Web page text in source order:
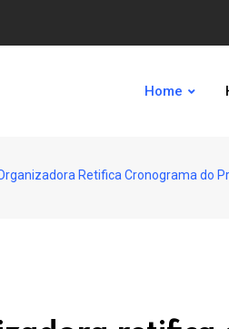
Home
Retifica Cronograma do